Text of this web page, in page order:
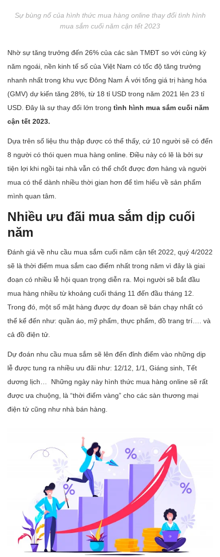
Sự bùng nổ của hình thức mua hàng online thay đổi tình hình
mua sắm cuối năm cận tết 2023
Nhờ sự tăng trưởng đến 26% của các sàn TMĐT so với cùng kỳ
năm ngoái, nền kinh tế số của Việt Nam có tốc độ tăng trưởng
nhanh nhất trong khu vực Đông Nam Á với tổng giá trị hàng hóa
(GMV) dự kiến tăng 28%, từ 18 tỉ USD trong năm 2021 lên 23 tỉ
USD. Đây là sự thay đổi lớn trong tình hình mua sắm cuối năm
cận tết 2023.
Dựa trên số liệu thu thập được có thể thấy, cứ 10 người sẽ có đến
8 người có thói quen mua hàng online. Điều này có lẽ là bởi sự
tiện lợi khi ngồi tại nhà vẫn có thể chốt được đơn hàng và người
mua có thể dành nhiều thời gian hơn để tìm hiểu về sản phẩm
mình quan tâm.
Nhiều ưu đãi mua sắm dịp cuối
năm
Đánh giá về nhu cầu mua sắm cuối năm cận tết 2022, quý 4/2022
sẽ là thời điểm mua sắm cao điểm nhất trong năm vì đây là giai
đoạn có nhiều lễ hội quan trọng diễn ra. Mọi người sẽ bắt đầu
mua hàng nhiều từ khoảng cuối tháng 11 đến đầu tháng 12.
Trong đó, một số mặt hàng được dự đoan sẽ bán chạy nhất có
thể kể đến như: quần áo, mỹ phẩm, thực phẩm, đồ trang trí…. và
cả đồ điện tử.
Dự đoán nhu cầu mua sắm sẽ lên đến đỉnh điểm vào những dịp
lễ được tung ra nhiều ưu đãi như: 12/12, 1/1, Giáng sinh, Tết
dương lịch… Những ngày này hình thức mua hàng online sẽ rất
được ưa chuộng, là “thời điểm vàng” cho các sàn thương mại
điện tử cũng như nhà bán hàng.